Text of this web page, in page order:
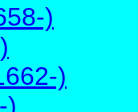
)
)
)